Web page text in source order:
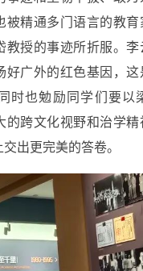
被精通多门语言的教
教授的事迹所折服。李
好广外的红色基因，
时也勉励同学们要以
的跨文化视野和治学
出更完美的答卷。